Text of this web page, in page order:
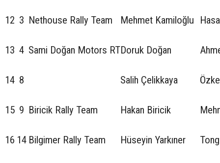
12 3 Nethouse Rally Team Mehmet Kamiloğlu
13 4 Sami Doğan Motors RTDoruk Doğan
14 8 Salih Çelikkaya
15 9 Biricik Rally Team Hakan Biricik
16 14 Bilgimer Rally Team Hüseyin Yarkıner